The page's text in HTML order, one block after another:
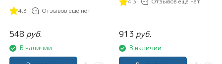
4.3 Отзывов ещё нет
548 руб.
В наличии
913 руб.
В наличии